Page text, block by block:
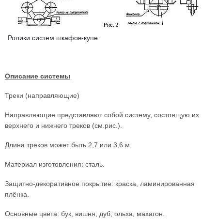
Ролики систем шкафов-купе
Описание системы
Треки (направляющие)
Направляющие представляют собой систему, состоящую из
верхнего и нижнего треков (см.рис.).
Длина треков может быть 2,7 или 3,6 м.
Материал изготовления: сталь.
Защитно-декоративное покрытие: краска, ламинированная
плёнка.
Основные цвета: бук, вишня, дуб, ольха, махагон.